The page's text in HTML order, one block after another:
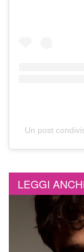
Un post
LEGGI